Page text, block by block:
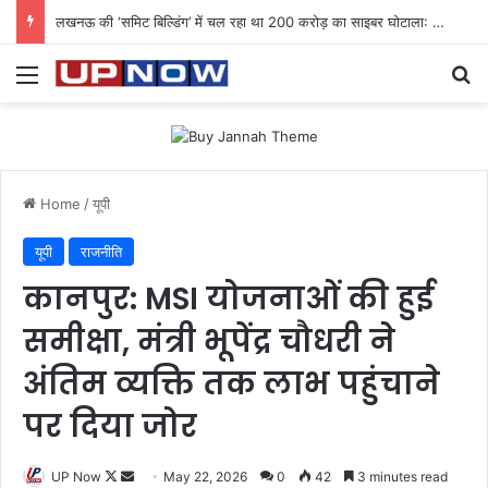
लखनऊ की ‘समिट बिल्डिंग’ में चल रहा था 200 करोड़ का साइबर घोटाला: 40 युवतियों समेत 119 गिरफ्तार
Menu
Home /यूपी
यूपी राजनीति
कानपुर: MSI योजनाओं की हुई
समीक्षा, मंत्री भूपेंद्र चौधरी ने
अंतिम व्यक्ति तक लाभ पहुंचाने
पर दिया जोर
UP Now
Follow
Send May 22, 2026 0 42 3 minutes read